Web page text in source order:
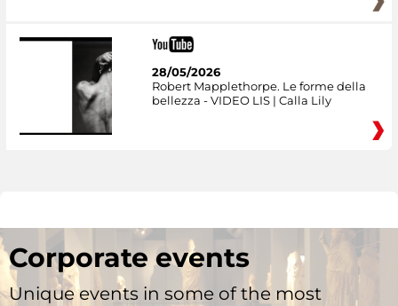
28/05/2026
Robert Mapplethorpe. Le forme della
bellezza - VIDEO LIS | Calla Lily
Corporate events
Unique events in some of the most